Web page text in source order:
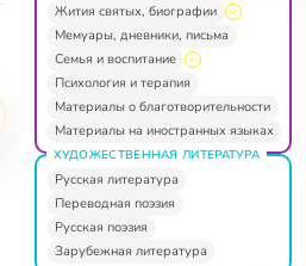
Жития святых, биографии
Мемуары, дневники, письма
Семья и воспитание
Психология и терапия
Материалы о благотворительности
Материалы на иностранных языках
ХУДОЖЕСТВЕННАЯ ЛИТЕРАТУРА
Русская литература
Переводная поэзия
Русская поэзия
Зарубежная литература